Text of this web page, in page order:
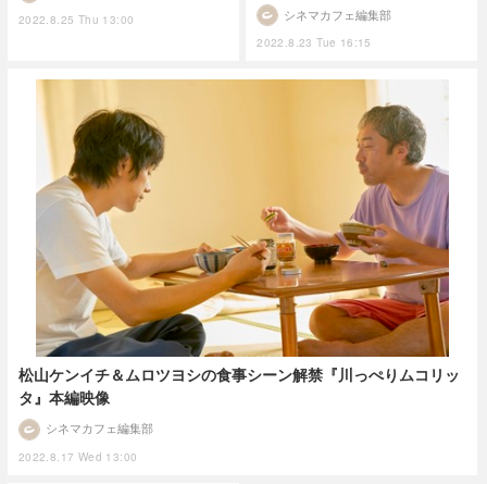
2022.8.25 Thu 13:00
2022.8.23 Tue 16:15
シネマカフェ編集部
松山ケンイチ＆ムロツヨシの食事シーン解禁『川っぺりムコリッ
タ』本編映像
2022.8.17 Wed 13:00
シネマカフェ編集部